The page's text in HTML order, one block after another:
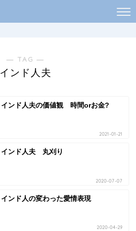
― TAG ―
インド人夫
インド人夫の価値観 時間orお金?
2021-01-21
インド人夫 丸刈り
2020-07-07
インド人の変わった愛情表現
2020-04-29